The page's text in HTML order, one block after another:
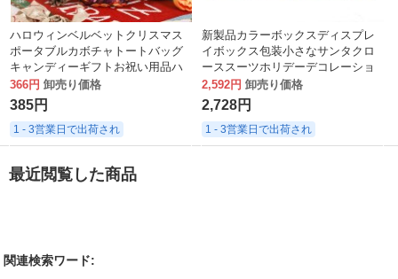
ハロウィンベルベットクリスマス
ポータブルカボチャトートバッグ
キャンディーギフトお祝い用品ハ
ロウィンギフトバッグ
366円 卸売り価格
385円
1 - 3営業日で出荷され
新製品カラーボックスディスプレ
イボックス包装小さなサンタクロ
ーススーツホリデーデコレーショ
ンオーナメントクリスマスツリー
ペンダント
2,592円 卸売り価格
2,728円
1 - 3営業日で出荷され
最近閲覧した商品
関連検索ワード: